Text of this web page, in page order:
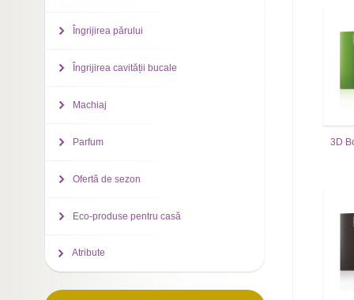
3D
Îngrijirea părului
Îngrijirea cavității bucale
Machiaj
Parfum
Ofertă de sezon
Eco-produse pentru casă
Atribute